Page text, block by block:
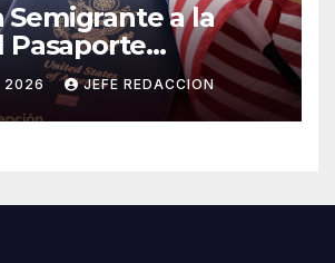
Semigrante a la
Pasaporte
2026
2026 JEFE REDACCION